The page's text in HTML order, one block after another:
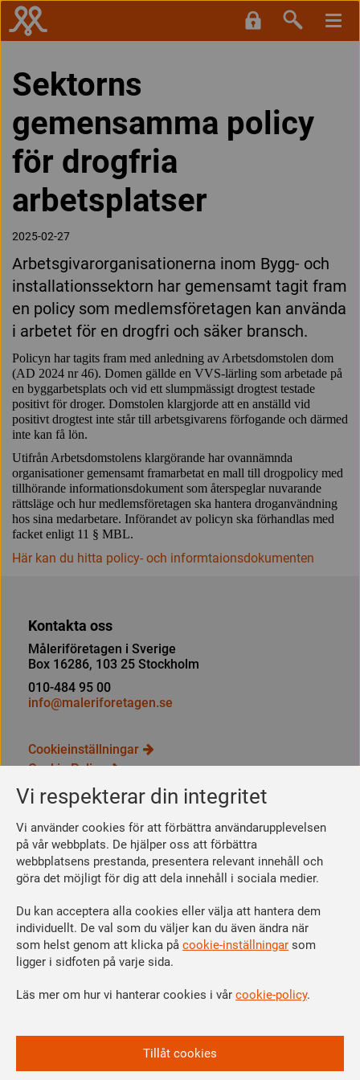
Vi respekterar din integritet
Vi använder cookies för att förbättra användarupplevelsen
på vår webbplats. De hjälper oss att förbättra
webbplatsens prestanda, presentera relevant innehåll och
göra det möjligt för dig att dela innehåll i sociala medier.
Du kan acceptera alla cookies eller välja att hantera dem
individuellt. De val som du väljer kan du även ändra när
som helst genom att klicka på cookie-inställningar som
ligger i sidfoten på varje sida.
Läs mer om hur vi hanterar cookies i vår cookie-policy.
Tillåt cookies
Sektorns
gemensamma policy
för drogfria
arbetsplatser
2025-02-27
Arbetsgivarorganisationerna inom Bygg- och
installationssektorn har gemensamt tagit fram
en policy som medlemsföretagen kan använda
i arbetet för en drogfri och säker bransch.
Policyn har tagits fram med anledning av Arbetsdomstolen dom
(AD 2024 nr 46). Domen gällde en VVS-lärling som arbetade på
en byggarbetsplats och vid ett slumpmässigt drogtest testade
positivt för droger. Domstolen klargjorde att en anställd vid
positivt drogtest inte står till arbetsgivarens förfogande och därmed
inte kan få lön.
Utifrån Arbetsdomstolens klargörande har ovannämnda
organisationer gemensamt framarbetat en mall till drogpolicy med
tillhörande informationsdokument som återspeglar nuvarande
rättsläge och hur medlemsföretagen ska hantera droganvändning
hos sina medarbetare. Införandet av policyn ska förhandlas med
facket enligt 11 § MBL.
Här kan du hitta policy- och informtaionsdokumenten
Kontakta oss
Måleriföretagen i Sverige
Box 16286, 103 25 Stockholm
010-484 95 00
info@maleriforetagen.se
Cookieinställningar
Cookie Policy
Integritetspolicy
Bli medlem
Så här blir du medlem
Se dina förmåner
Räkna ut din medlemsavgift
Följ oss
Facebook
Linkedin
Youtube